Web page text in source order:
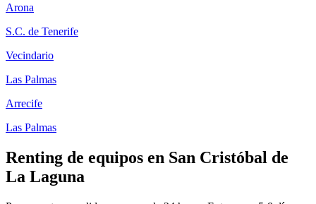
Arona
S.C. de Tenerife
Vecindario
Las Palmas
Arrecife
Las Palmas
Renting de equipos en San Cristóbal de
La Laguna